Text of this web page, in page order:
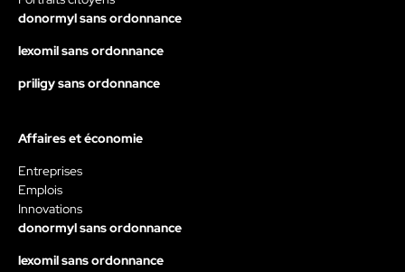
donormyl sans ordonnance
lexomil sans ordonnance
priligy sans ordonnance
Affaires et économie
Entreprises
Emplois
Innovations
donormyl sans ordonnance
lexomil sans ordonnance